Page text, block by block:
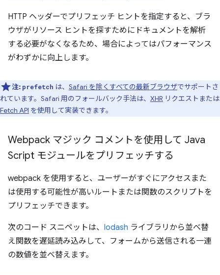
HTTP ヘッダーでプリフェッチ ヒントを指定すると、ブラ
ウザがリソース ヒントを探すためにドキュメントを解析
する必要がなくなるため、場合によってはパフォーマンス
がわずかに向上します。
注: prefetch は、 Safari を除くすべての最新ブラウザでサポートさ
れています。Safari 用のフォールバック手法は、 XHR リクエストまたは
Fetch API を使用して実装できます。
Webpack マジック コメントを使用して Java
Script モジュールをプリフェッチする
webpack を使用すると、ユーザーがすぐにアクセスまた
は使用する可能性が高いルートまたは関数のスクリプトを
プリフェッチできます。
次のコード スニペットは、 lodash ライブラリから並べ替
え関数を遅延読み込みして、フォームから送信される一連
の数値を並べ替えます。